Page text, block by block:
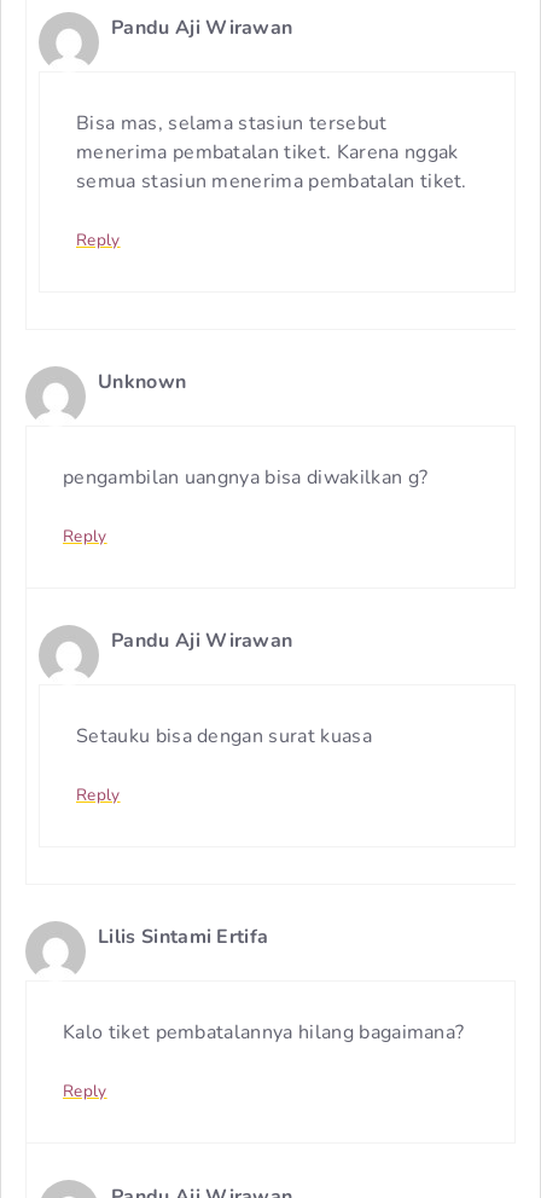
Pandu Aji Wirawan
Bisa mas, selama stasiun tersebut
menerima pembatalan tiket. Karena nggak
semua stasiun menerima pembatalan tiket.
Reply
Unknown
pengambilan uangnya bisa diwakilkan g?
Reply
Pandu Aji Wirawan
Setauku bisa dengan surat kuasa
Reply
Lilis Sintami Ertifa
Kalo tiket pembatalannya hilang bagaimana?
Reply